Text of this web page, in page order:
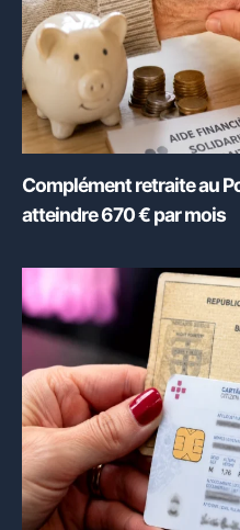
Complément retraite au
atteindre 670 € par mois